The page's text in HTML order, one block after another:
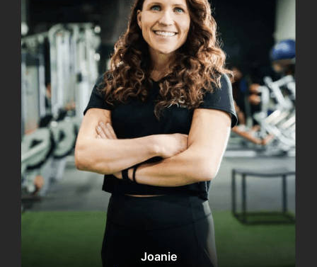
Joanie